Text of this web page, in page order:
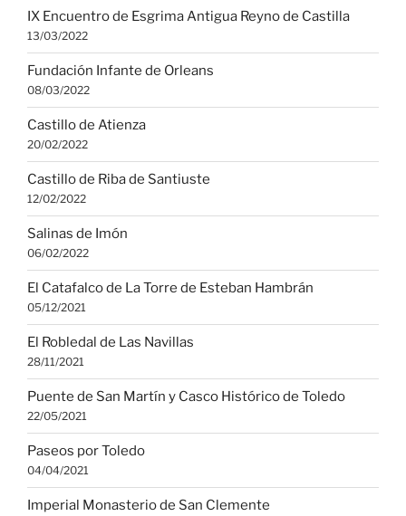
IX Encuentro de Esgrima Antigua Reyno de Castilla
13/03/2022
Fundación Infante de Orleans
08/03/2022
Castillo de Atienza
20/02/2022
Castillo de Riba de Santiuste
12/02/2022
Salinas de Imón
06/02/2022
El Catafalco de La Torre de Esteban Hambrán
05/12/2021
El Robledal de Las Navillas
28/11/2021
Puente de San Martín y Casco Histórico de Toledo
22/05/2021
Paseos por Toledo
04/04/2021
Imperial Monasterio de San Clemente